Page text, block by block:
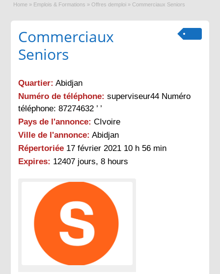
Home » Emplois & Formations » Offres demploi » Commerciaux Seniors
Commerciaux
Seniors
Quartier: Abidjan
Numéro de téléphone: superviseur44 Numéro
téléphone: 87274632 ’ ’
Pays de l'annonce: CIvoire
Ville de l'annonce: Abidjan
Répertoriée 17 février 2021 10 h 56 min
Expires: 12407 jours, 8 hours